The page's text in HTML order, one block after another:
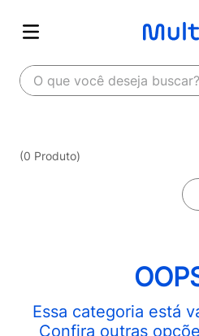
O que você deseja buscar?
0 Produto